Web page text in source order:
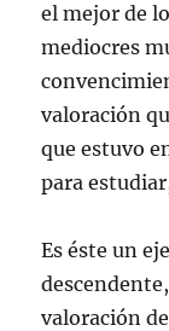
el mejor de
mediocres
valoración
que estuvo
para
Es éste un
valoración